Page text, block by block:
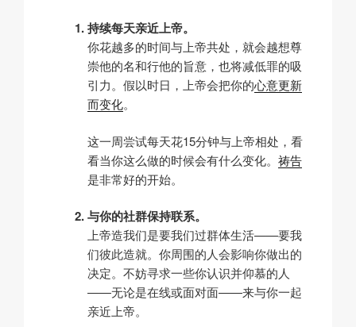
持续每天亲近上帝。
你花越多的时间与上帝共处，就会越想尊
崇他的名和行他的旨意，也将减低罪的吸
引力。假以时日，上帝会把你的心意更新
而变化。
这一周尝试每天花15分钟与上帝相处，看
看当你这么做的时候会有什么变化。 祷告
是非常好的开始。
与你的社群保持联系。
上帝造我们是要我们过群体生活——要我
们彼此造就。你周围的人会影响你做出的
决定。不妨寻求一些你认识并仰慕的人
——无论是在线或面对面——来与你一起
亲近上帝。